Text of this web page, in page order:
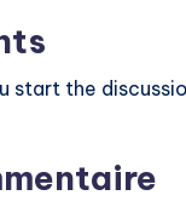
start the